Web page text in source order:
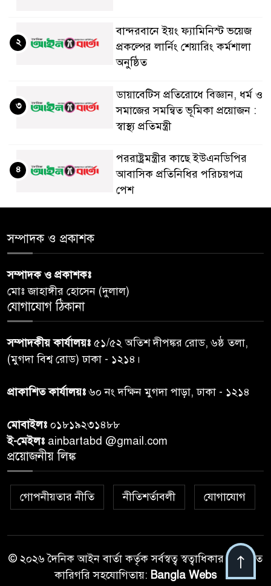
বান্দরবানে ইয়ং ফ্যামিনিস্ট ভয়েজ
প্রকল্পের লার্নিং শেয়ারিং কর্মশালা
অনুষ্ঠিত
২
ডায়াবেটিস প্রতিরোধে বিজ্ঞান, ধর্ম ও
সমাজের সমন্বিত ভূমিকা প্রয়োজন :
স্বাস্থ্য প্রতিমন্ত্রী
৩
পররাষ্ট্রমন্ত্রীর কা‌ছে ইউএনডিপির
আবাসিক প্রতিনিধির পরিচয়পত্র
পেশ
৪
৫
ঝড়বৃষ্টির পূর্বাভাস
৬
অনুশ্রীর, মিলল হারমোনিয়াম
উপহার
৭
২০ আগস্ট রাষ্ট্রপতি নির্বাচন,
বান্দরবান বিজিবি সেক্টর সদর দপ্তর
৯
বান্দরবানের লংলেই পাড়ায়
স্থাপিত সৌরচালিত সুপেয় পানির
পাম্প উদ্বোধন
সম্পাদক ও প্রকাশক
সম্পাদক ও প্রকাশকঃ
মোঃ জাহাঙ্গীর হোসেন (দুলাল)
যোগাযোগ ঠিকানা
সম্পাদকীয় কার্যালয়ঃ ৫১/৫২ অতিশ দীপঙ্কর রোড, ৬ষ্ঠ তলা,
(মুগদা বিশ্ব রোড) ঢাকা - ১২১৪।
প্রাকাশিত কার্যালয়ঃ৬০ নং দক্ষিন মুগদা পাড়া, ঢাকা - ১২১৪
মোবাইলঃ ০১৮১৯২৩১৪৮৮
ই-মেইলঃ ainbartabd @gmail.com
প্রয়োজনীয় লিঙ্ক
গোপনীয়তার নীতি নীতিশর্তাবলী যোগাযোগ
© ২০২৬ দৈনিক আইন বার্তা কর্তৃক সর্বস্বত্ব স্বত্বাধিকার সংরক্ষিত
কারিগরি সহযোগিতায়: Bangla Webs